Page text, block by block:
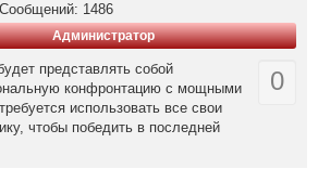
Сообщений: 1486
Администратор
0
представлять собой
конфронтацию с мощными
использовать все свои
чтобы победить в последней